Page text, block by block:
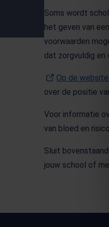
Soms wordt
het geven van
voorwaarden
dat zorgvuldig en
Op de
over de positie
Voor informatie
van bloed en
Sluit
jouw school of